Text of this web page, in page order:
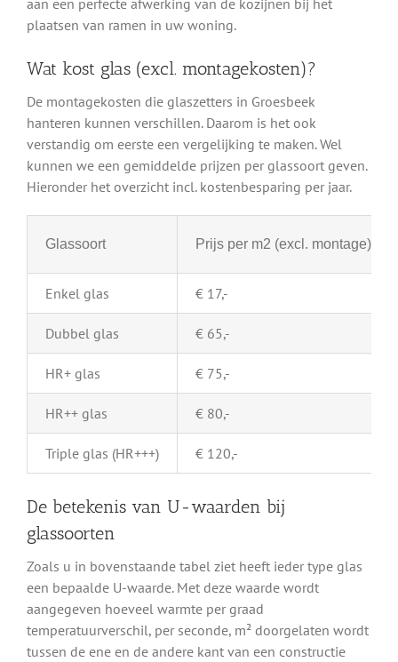
plaatsen van ramen in uw woning.
Wat kost glas (excl. montagekosten)?
De montagekosten die glaszetters in Groesbeek
hanteren kunnen verschillen. Daarom is het ook
verstandig om eerste een vergelijking te maken. Wel
kunnen we een gemiddelde prijzen per glassoort geven.
Hieronder het overzicht incl. kostenbesparing per jaar.
Glassoort Prijs per m2 (excl. montage)
Enkel glas € 17,-
Dubbel glas € 65,-
HR+ glas € 75,-
HR++ glas € 80,-
Triple glas (HR+++) € 120,-
De betekenis van U-waarden bij
glassoorten
Zoals u in bovenstaande tabel ziet heeft ieder type glas
een bepaalde U-waarde. Met deze waarde wordt
aangegeven hoeveel warmte per graad
temperatuurverschil, per seconde, m² doorgelaten wordt
tussen de ene en de andere kant van een constructie